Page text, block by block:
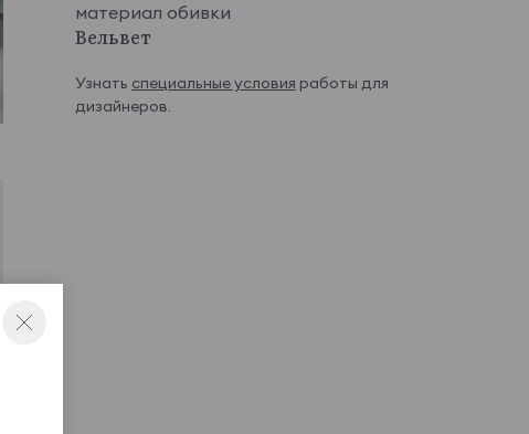
материал обивки
Вельвет
Узнать специальные условия работы для
дизайнеров.